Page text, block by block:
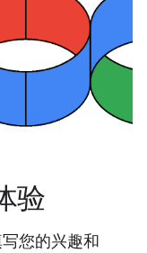
验
您的兴趣和